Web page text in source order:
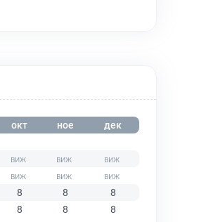
окт ное дек
8 8
8
8 8 8